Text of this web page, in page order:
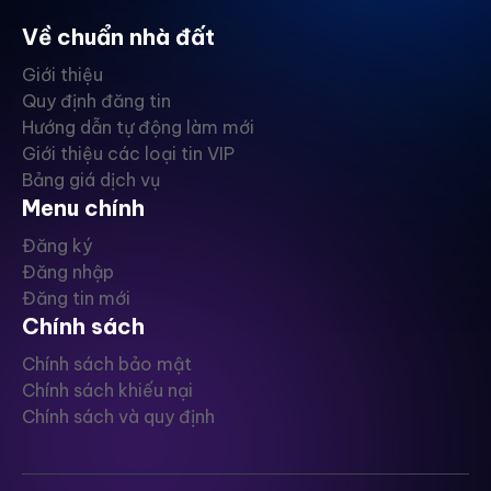
Về chuẩn nhà đất
Giới thiệu
Quy định đăng tin
Hướng dẫn tự động làm mới
Giới thiệu các loại tin VIP
Bảng giá dịch vụ
Menu chính
Đăng ký
Đăng nhập
Đăng tin mới
Chính sách
Chính sách bảo mật
Chính sách khiếu nại
Chính sách và quy định